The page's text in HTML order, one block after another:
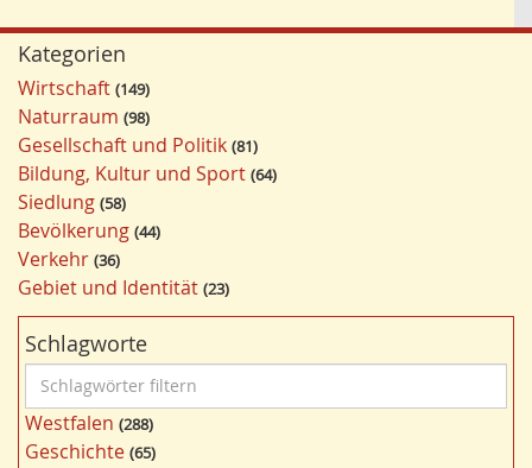
Kategorien
Wirtschaft 149
Naturraum 98
Gesellschaft und Politik 81
Bildung, Kultur und Sport 64
Siedlung 58
Bevölkerung 44
Verkehr 36
Gebiet und Identität 23
Schlagworte
c
h
l
Westfalen 288
Geschichte 65